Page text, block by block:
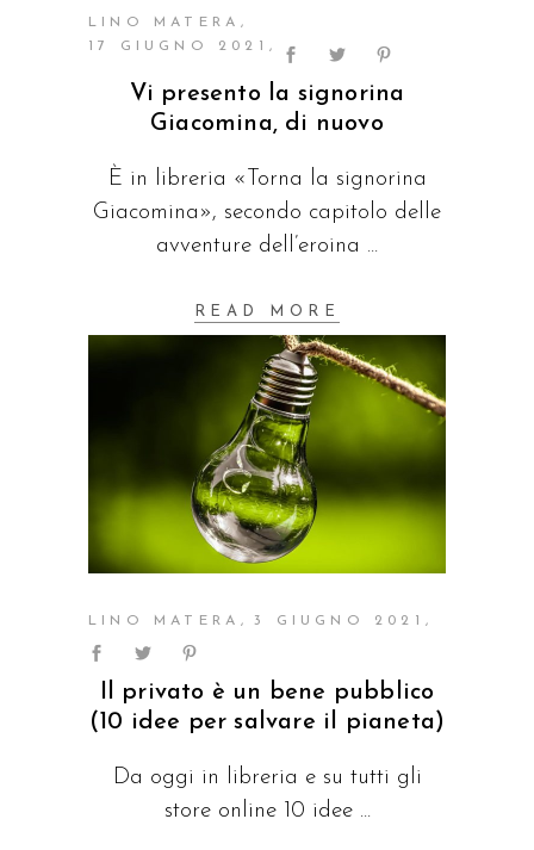
LINO MATERA
17 GIUGNO 2021
Vi presento la signorina
Giacomina, di nuovo
È in libreria «Torna la signorina
Giacomina», secondo capitolo delle
avventure dell’eroina
READ MORE
LINO MATERA 3 GIUGNO 2021
Il privato è un bene pubblico
(10 idee per salvare il pianeta)
Da oggi in libreria e su tutti gli
store online 10 idee